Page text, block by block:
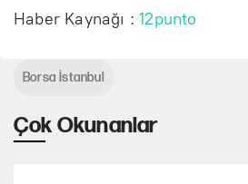
Haber Kaynağı :12punto
Çok Okunanlar
Borsa İstanbul